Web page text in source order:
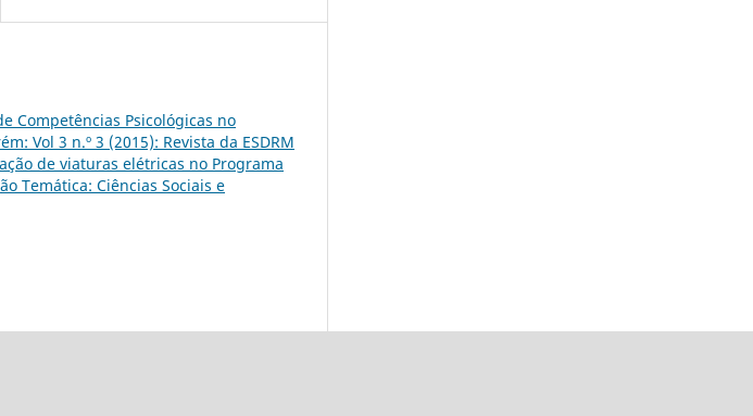
Competências Psicológicas no
Vol 3 n.º 3 (2015): Revista da ESDRM
de viaturas elétricas no Programa
Temática: Ciências Sociais e